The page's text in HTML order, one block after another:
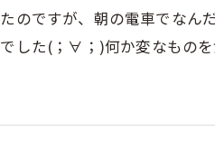
のですが、朝の電車でなん
した(；∀；)何か変なもの